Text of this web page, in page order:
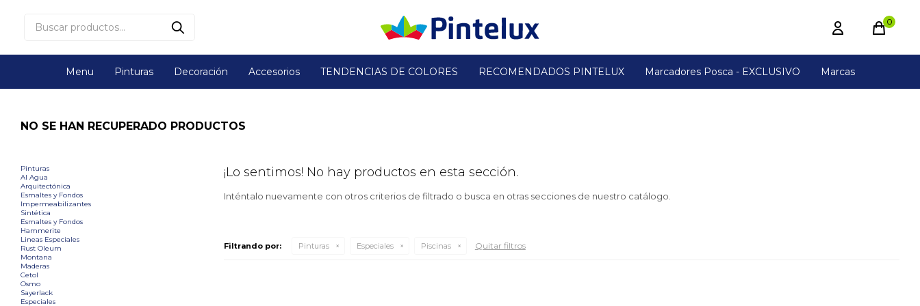
Menu Pinturas Decoración Accesorios TENDENCIAS DE COLORES RECOMENDADOS PINTELUX Marcadores Posca - EXCLUSIVO Marcas
0
NO SE HAN RECUPERADO PRODUCTOS
¡Lo sentimos! No hay productos en esta sección.
Inténtalo nuevamente con otros criterios de filtrado o busca en otras secciones de nuestro catálogo.
Filtrando por: Pinturas Especiales Piscinas Quitar filtros
Pinturas
Al Agua
Arquitectónica
Esmaltes y Fondos
Impermeabilizantes
Sintética
Esmaltes y Fondos
Hammerite
Lineas Especiales
Rust Oleum
Montana
Maderas
Cetol
Osmo
Sayerlack
Especiales